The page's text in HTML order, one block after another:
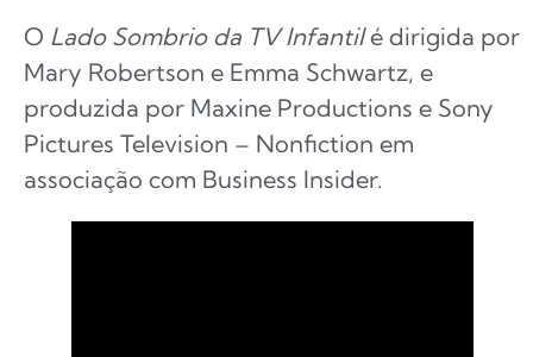
O Lado Sombrio da TV Infantilé dirigida por
Mary Robertson e Emma Schwartz, e
produzida por Maxine Productions e Sony
Pictures Television – Nonfiction em
associação com Business Insider.